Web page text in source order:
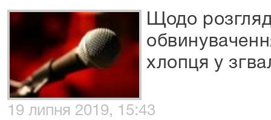
Щодо
хлопця у
19 липня 2019, 15:43